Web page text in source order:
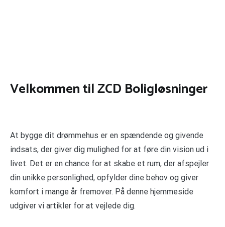
Velkommen til ZCD Boligløsninger
At bygge dit drømmehus er en spændende og givende
indsats, der giver dig mulighed for at føre din vision ud i
livet. Det er en chance for at skabe et rum, der afspejler
din unikke personlighed, opfylder dine behov og giver
komfort i mange år fremover. På denne hjemmeside
udgiver vi artikler for at vejlede dig.